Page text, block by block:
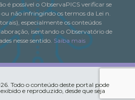
é possível o ObservaPICS verificar se
não infringindo os termos da Lei n.
especialmente os conteúdos
isentando o Observatório de
nesse sentido. Saiba mais
Todo o conteúdo deste portal pode
e reproduzido, desde que seja